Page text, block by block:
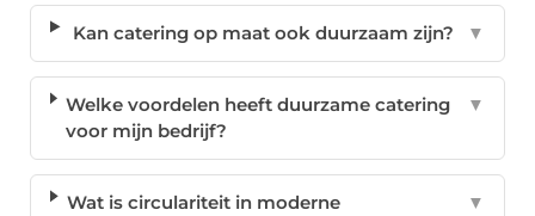
Kan catering op maat ook duurzaam zijn? ▼
Welke voordelen heeft duurzame catering
voor mijn bedrijf?
▼
Wat is circulariteit in moderne
▼